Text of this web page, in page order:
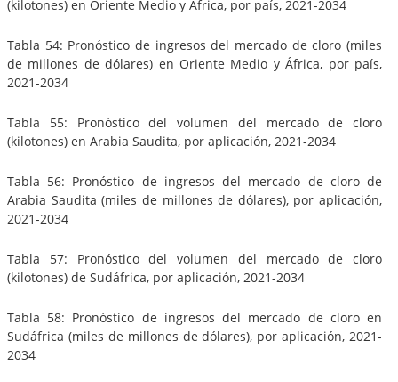
(kilotones) en Oriente Medio y África, por país, 2021-2034
Tabla 54: Pronóstico de ingresos del mercado de cloro (miles
de millones de dólares) en Oriente Medio y África, por país,
2021-2034
Tabla 55: Pronóstico del volumen del mercado de cloro
(kilotones) en Arabia Saudita, por aplicación, 2021-2034
Tabla 56: Pronóstico de ingresos del mercado de cloro de
Arabia Saudita (miles de millones de dólares), por aplicación,
2021-2034
Tabla 57: Pronóstico del volumen del mercado de cloro
(kilotones) de Sudáfrica, por aplicación, 2021-2034
Tabla 58: Pronóstico de ingresos del mercado de cloro en
Sudáfrica (miles de millones de dólares), por aplicación, 2021-
2034